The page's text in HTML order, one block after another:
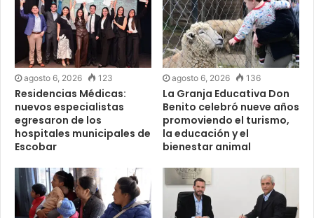
agosto 6, 2026 123
Residencias Médicas:
nuevos especialistas
egresaron de los
hospitales municipales de
Escobar
agosto 6, 2026 136
La Granja Educativa Don
Benito celebró nueve años
promoviendo el turismo,
la educación y el
bienestar animal